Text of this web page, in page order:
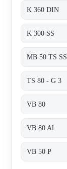
K 360 DIN
K 300 SS
MB 50 TS SS
TS 80 - G 3
VB 80
VB 80 Al
VB 50 P